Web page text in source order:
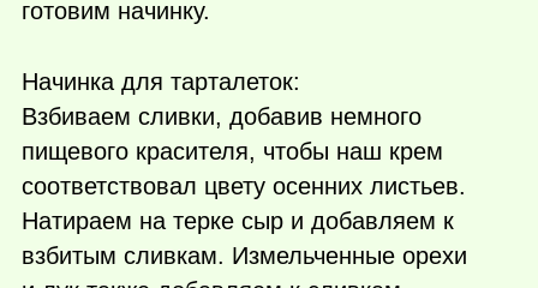
готовим начинку.
Начинка для тарталеток:
Взбиваем сливки, добавив немного
пищевого красителя, чтобы наш крем
соответствовал цвету осенних листьев.
Натираем на терке сыр и добавляем к
взбитым сливкам. Измельченные орехи